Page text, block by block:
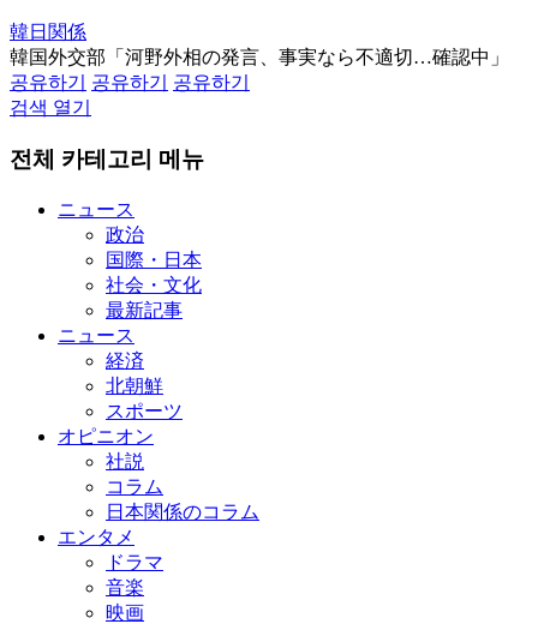
韓日関係
韓国外交部「河野外相の発言、事実なら不適切…確認中」
공유하기
공유하기
공유하기
검색 열기
전체 카테고리 메뉴
ニュース
政治
国際・日本
社会・文化
最新記事
ニュース
経済
北朝鮮
スポーツ
オピニオン
社説
コラム
日本関係のコラム
エンタメ
ドラマ
音楽
映画